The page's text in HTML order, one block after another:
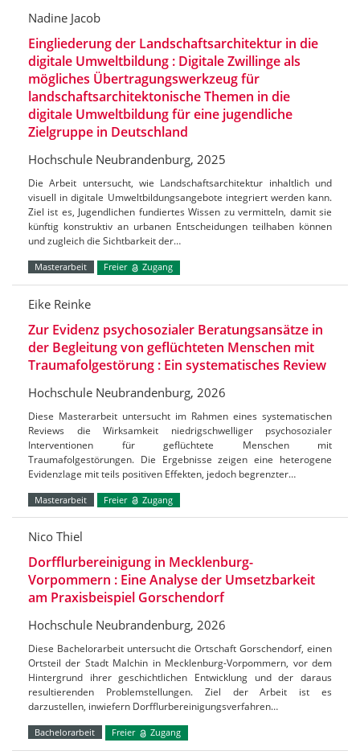
Nadine Jacob
Eingliederung der Landschaftsarchitektur in die
digitale Umweltbildung : Digitale Zwillinge als
mögliches Übertragungswerkzeug für
landschaftsarchitektonische Themen in die
digitale Umweltbildung für eine jugendliche
Zielgruppe in Deutschland
Hochschule Neubrandenburg, 2025
Die Arbeit untersucht, wie Landschaftsarchitektur inhaltlich und
visuell in digitale Umweltbildungsangebote integriert werden kann.
Ziel ist es, Jugendlichen fundiertes Wissen zu vermitteln, damit sie
künftig konstruktiv an urbanen Entscheidungen teilhaben können
und zugleich die Sichtbarkeit der…
Masterarbeit Freier Zugang
Eike Reinke
Zur Evidenz psychosozialer Beratungsansätze in
der Begleitung von geflüchteten Menschen mit
Traumafolgestörung : Ein systematisches Review
Hochschule Neubrandenburg, 2026
Diese Masterarbeit untersucht im Rahmen eines systematischen
Reviews die Wirksamkeit niedrigschwelliger psychosozialer
Interventionen für geflüchtete Menschen mit
Traumafolgestörungen. Die Ergebnisse zeigen eine heterogene
Evidenzlage mit teils positiven Effekten, jedoch begrenzter…
Masterarbeit Freier Zugang
Nico Thiel
Dorfflurbereinigung in Mecklenburg-
Vorpommern : Eine Analyse der Umsetzbarkeit
am Praxisbeispiel Gorschendorf
Hochschule Neubrandenburg, 2026
Diese Bachelorarbeit untersucht die Ortschaft Gorschendorf, einen
Ortsteil der Stadt Malchin in Mecklenburg-Vorpommern, vor dem
Hintergrund ihrer geschichtlichen Entwicklung und der daraus
resultierenden Problemstellungen. Ziel der Arbeit ist es
darzustellen, inwiefern Dorfflurbereinigungsverfahren…
Bachelorarbeit Freier Zugang